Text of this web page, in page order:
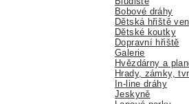
Bobové dráhy
Dětská hřiště
Dětské koutky
Dopravní hřiště
Galerie
Hvězdárny a
Hrady, zámky,
In-line dráhy
Jeskyně